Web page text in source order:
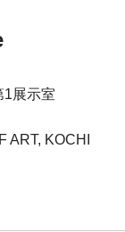
1展示室
ART, KOCHI